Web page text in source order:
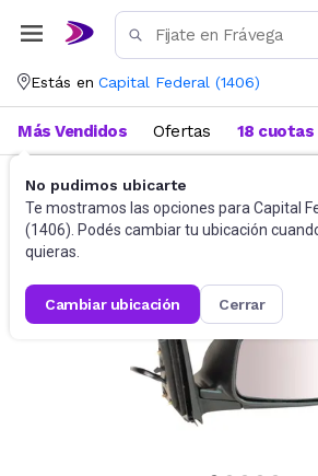
Estás en Capital Federal (1406)
No pudimos ubicarte
Te mostramos las opciones para Capital
(1406). Podés cambiar tu ubicación
quieras.
cambiar ubicación cerrar
Más Vendidos Ofertas 18 cuotas
Accesorios para autos y motos